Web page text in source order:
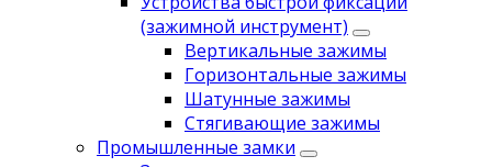
(зажимной инструмент)
Вертикальные зажимы
Горизонтальные зажимы
Шатунные зажимы
Стягивающие зажимы
Промышленные замки